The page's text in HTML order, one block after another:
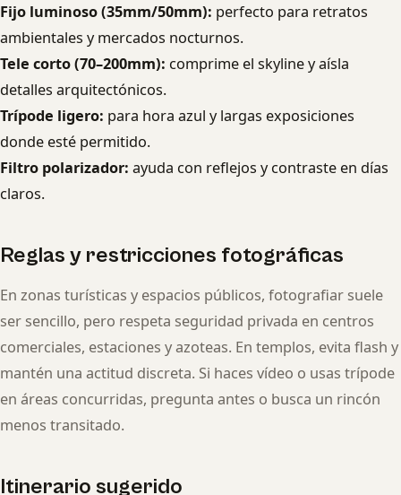
Fijo luminoso (35mm/50mm): perfecto para retratos
ambientales y mercados nocturnos.
Tele corto (70–200mm): comprime el skyline y aísla
detalles arquitectónicos.
Trípode ligero: para hora azul y largas exposiciones
donde esté permitido.
Filtro polarizador: ayuda con reflejos y contraste en días
claros.
Reglas y restricciones fotográficas
En zonas turísticas y espacios públicos, fotografiar suele
ser sencillo, pero respeta seguridad privada en centros
comerciales, estaciones y azoteas. En templos, evita flash y
mantén una actitud discreta. Si haces vídeo o usas trípode
en áreas concurridas, pregunta antes o busca un rincón
menos transitado.
Itinerario sugerido